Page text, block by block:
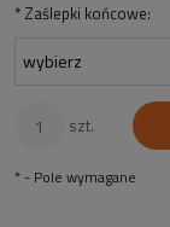
* Zaślepki końcowe:
szt.
* - Pole wymagane